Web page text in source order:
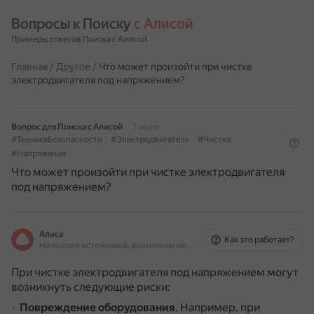
Вопросы к Поиску с Алисой
Примеры ответов Поиска с Алисой
Главная / Другое / Что может произойти при чистке
электродвигателя под напряжением?
Вопрос для Поиска с Алисой
1 июля
#ТехникаБезопасности
#Электродвигатель
#Чистка
#Напряжение
Что может произойти при чистке электродвигателя
под напряжением?
Алиса
На основе источников, возможны неточности
Как это работает?
При чистке электродвигателя под напряжением могут
возникнуть следующие риски:
Повреждение оборудования. Например, при